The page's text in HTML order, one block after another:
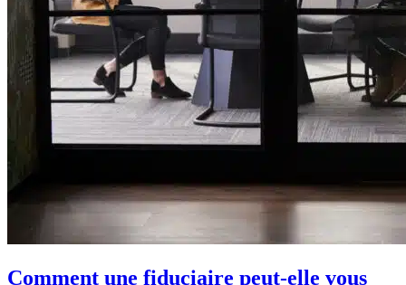
Comment une fiduciaire peut-elle vous